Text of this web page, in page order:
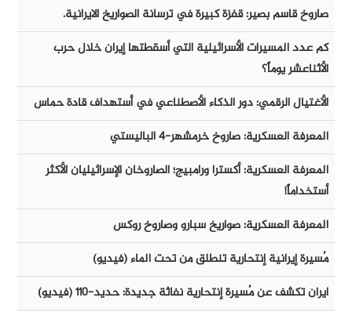
صاروخ قاسم بصير: قفزة كبيرة في ترسانة الصواريخ الايرانية.
كم عدد المسيرات الأسرائيلية التي أسقطتها إيران خلال حرب
الأثناعشر يوماً؟
الأغتيال الرقمي: دور الذكاء الأصطناعي في أستهداف قادة حماس
المعرفة العسكرية: صاروخ خرمشهر-٤ الباليستي
المعرفة العسكرية: أكسترا ورامبيج؛ الصاروخان الإسرائيليان الأكثر
أستخداماً!
المعرفة العسكرية: صواريخ سبارو وصاروخ روكس
مُسيرة إيرانية إنتحارية تنطلق من تحت الماء (فيديو)
ايران تكشف عن مُسيرة إنتحارية نفاثة جديدة: حديد-١١٠ (فيديو)